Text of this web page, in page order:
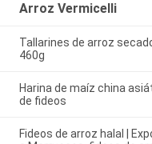
Arroz Vermicelli
Tallarines de arroz
460g
Harina de maíz china
de fideos
Fideos de arroz halal |